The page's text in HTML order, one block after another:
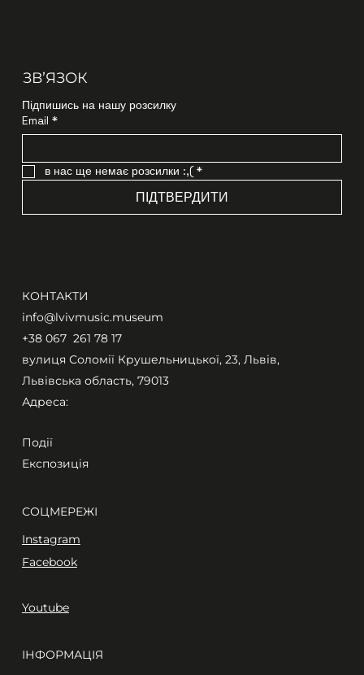
ЗВʼЯЗОК
Підпишись на нашу розсилку
Email *
в нас ще немає розсилки :,( *
ПІДТВЕРДИТИ
Події
Експозиція
СОЦМЕРЕЖІ
Instagram
Facebook
Youtube
ІНФОРМАЦІЯ
КОНТАКТИ
info@lvivmusic.museum
+38 067 261 78 17​
Адреса:
вулиця Соломії Крушельницької, 23, Львів,
Львівська область, 79013